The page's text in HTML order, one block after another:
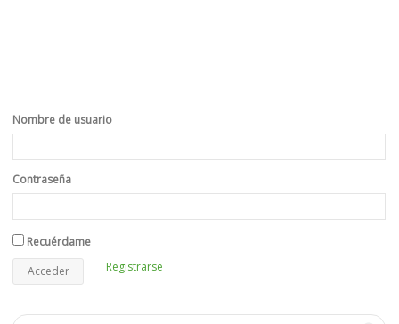
Nombre de usuario
Contraseña
Recuérdame
Registrarse